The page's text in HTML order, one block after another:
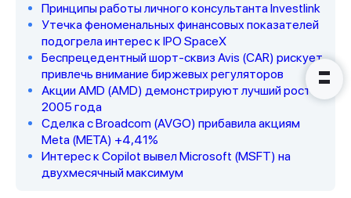
Принципы работы личного консультанта Investlink
Утечка феноменальных финансовых показателей
подогрела интерес к IPO SpaceX
Беспрецедентный шорт-сквиз Avis (CAR) рискует
привлечь внимание биржевых регуляторов
Акции AMD (AMD) демонстрируют лучший рост с
2005 года
Сделка с Broadcom (AVGO) прибавила акциям
Meta (META) +4,41%
Интерес к Copilot вывел Microsoft (MSFT) на
двухмесячный максимум